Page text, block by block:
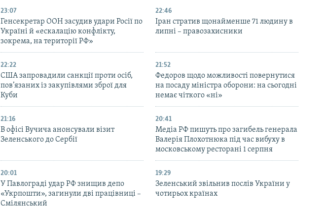
23:07
Генсекретар ООН засудив удари Росії по
Україні й «ескалацію конфлікту,
зокрема, на території РФ»
22:46
Іран стратив щонайменше 71 людину в
липні – правозахисники
22:22
США запровадили санкції проти осіб,
пов’язаних із закупівлями зброї для
Куби
21:52
Федоров щодо можливості повернутися
на посаду міністра оборони: на сьогодні
немає чіткого «ні»
21:16
В офісі Вучича анонсували візит
Зеленського до Сербії
20:41
Медіа РФ пишуть про загибель генерала
Валерія Плохотнюка під час вибуху в
московському ресторані 1 серпня
20:01
У Павлограді удар РФ знищив депо
«Укрпошти», загинули дві працівниці –
Смілянський
19:29
Зеленський звільнив послів України у
чотирьох країнах